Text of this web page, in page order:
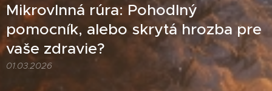
Mikrovlnná rúra: Pohodlný
pomocník, alebo skrytá hrozba pre
vaše zdravie?
01.03.2026